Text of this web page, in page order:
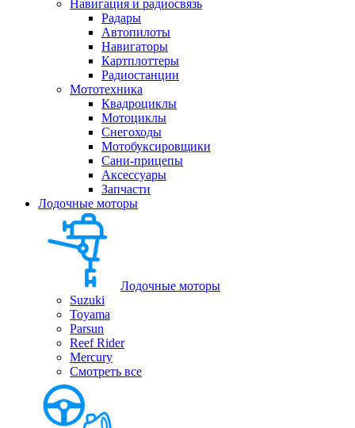
Навигация и радиосвязь
Радары
Автопилоты
Навигаторы
Картплоттеры
Радиостанции
Мототехника
Квадроциклы
Мотоциклы
Снегоходы
Мотобуксировщики
Сани-прицепы
Аксессуары
Запчасти
Лодочные моторы
Лодочные моторы
Suzuki
Toyama
Parsun
Reef Rider
Mercury
Смотреть все